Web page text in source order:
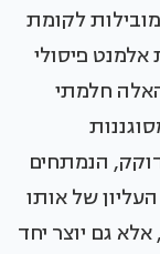
לקומת
פיסולי
חלמתי
הנמתחים
של אותו
גם יוצר יחד